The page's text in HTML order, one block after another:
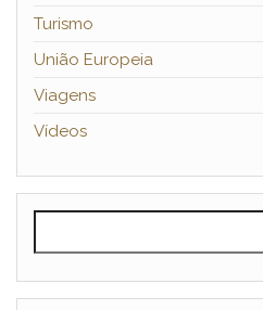
Turismo
União Europeia
Viagens
Vídeos